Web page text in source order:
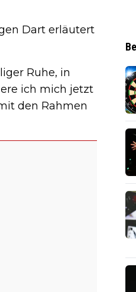
Dart erläutert
Ruhe, in
ich mich jetzt
den Rahmen